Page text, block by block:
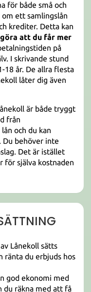
för både små och
om ett samlingslån
krediter. Detta kan
att du får mer
på
I skrivande stund
18 år. De allra flesta
låter dig även
är både tryggt
från
och du kan
behöver inte
Det är istället
för själva kostnaden
Lånekoll sätts
ränta du erbjuds hos
god ekonomi med
du räkna med att få